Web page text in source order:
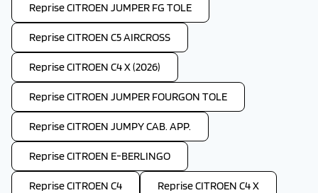
Reprise CITROEN JUMPER FG TOLE
Reprise CITROEN C5 AIRCROSS
Reprise CITROEN C4 X (2026)
Reprise CITROEN JUMPER FOURGON TOLE
Reprise CITROEN JUMPY CAB. APP.
Reprise CITROEN E-BERLINGO
Reprise CITROEN C4 Reprise CITROEN C4 X